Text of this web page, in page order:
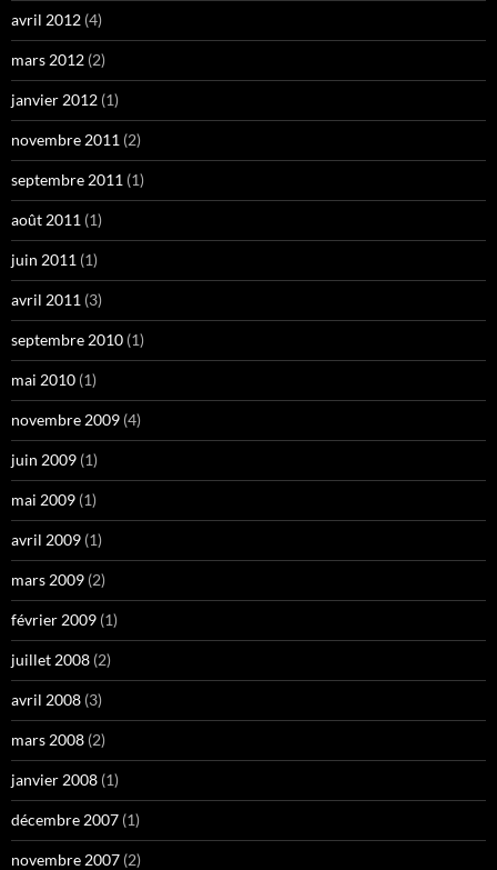
avril 2012 (4)
mars 2012 (2)
janvier 2012 (1)
novembre 2011 (2)
septembre 2011 (1)
août 2011 (1)
juin 2011 (1)
avril 2011 (3)
septembre 2010 (1)
mai 2010 (1)
novembre 2009 (4)
juin 2009 (1)
mai 2009 (1)
avril 2009 (1)
mars 2009 (2)
février 2009 (1)
juillet 2008 (2)
avril 2008 (3)
mars 2008 (2)
janvier 2008 (1)
décembre 2007 (1)
novembre 2007 (2)